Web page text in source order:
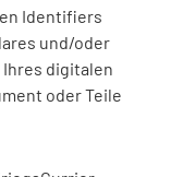
Identifiers
und/oder
digitalen
oder Teile